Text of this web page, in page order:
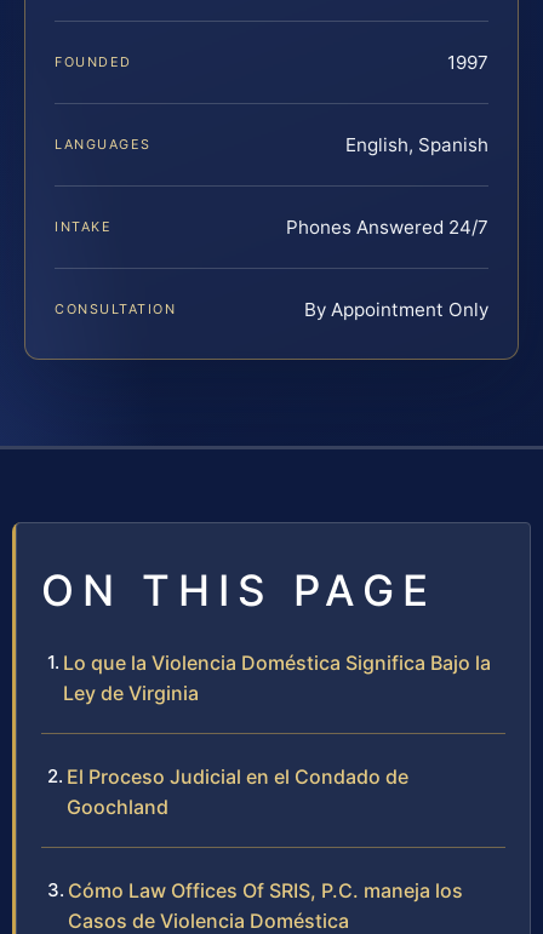
FOUNDED 1997
LANGUAGES English, Spanish
INTAKE Phones Answered 24/7
CONSULTATION By Appointment Only
ON THIS PAGE
Lo que la Violencia Doméstica Significa Bajo la
Ley de Virginia
El Proceso Judicial en el Condado de
Goochland
Cómo Law Offices Of SRIS, P.C. maneja los
Casos de Violencia Doméstica